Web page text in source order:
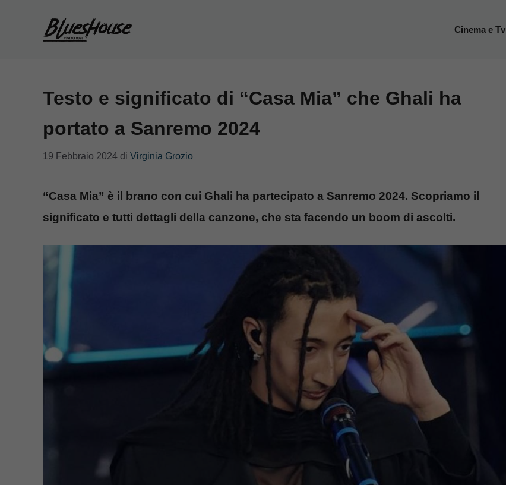
Cinema e Tv
Testo e significato di “Casa Mia” che Ghali ha
portato a Sanremo 2024
19 Febbraio 2024 di Virginia Grozio
“Casa Mia” è il brano con cui Ghali ha partecipato a Sanremo 2024. Scopriamo il
significato e tutti dettagli della canzone, che sta facendo un boom di ascolti.